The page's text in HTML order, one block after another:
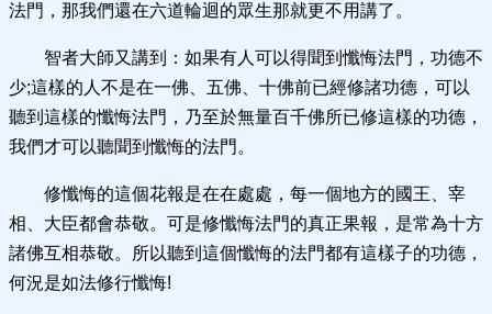
法門，那我們還在六道輪迴的眾生那就更不用講了。
智者大師又講到：如果有人可以得聞到懺悔法門，功德不
少;這樣的人不是在一佛、五佛、十佛前已經修諸功德，可以
聽到這樣的懺悔法門，乃至於無量百千佛所已修這樣的功德，
我們才可以聽聞到懺悔的法門。
修懺悔的這個花報是在在處處，每一個地方的國王、宰
相、大臣都會恭敬。可是修懺悔法門的真正果報，是常為十方
諸佛互相恭敬。所以聽到這個懺悔的法門都有這樣子的功德，
何況是如法修行懺悔!